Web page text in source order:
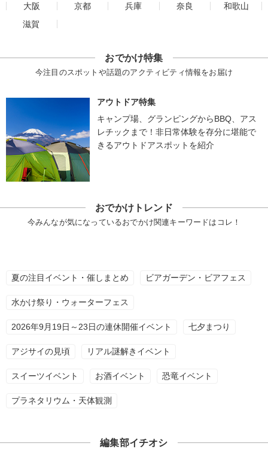
大阪
京都 兵庫 奈良
和歌山
滋賀
おでかけ特集
今注目のスポットや話題のアクティビティ情報をお届け
アウトドア特集
キャンプ場、グランピングからBBQ、アス
レチックまで！非日常体験を存分に堪能で
きるアウトドアスポットを紹介
おでかけトレンド
今みんなが気になっているおでかけ関連キーワードはコレ！
夏の注目イベント・催しまとめ ビアガーデン・ビアフェス
水かけ祭り・ウォーターフェス
2026年9月19日～23日の連休開催イベント 七夕まつり
アジサイの見頃 リアル謎解きイベント
スイーツイベント お酒イベント 恐竜イベント
プラネタリウム・天体観測
編集部イチオシ